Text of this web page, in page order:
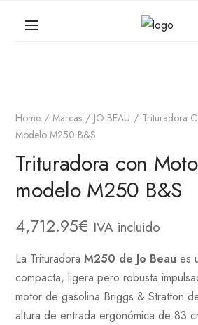
Home Marcas JO BEAU
Trituradora
Modelo M250 B&S
Trituradora con
modelo M250 B&S
4,712.95€ IVA incluido
La Trituradora M250 de Jo Beau es
compacta, ligera pero robusta
motor de gasolina Briggs & Stratton
altura de entrada ergonómica de 83